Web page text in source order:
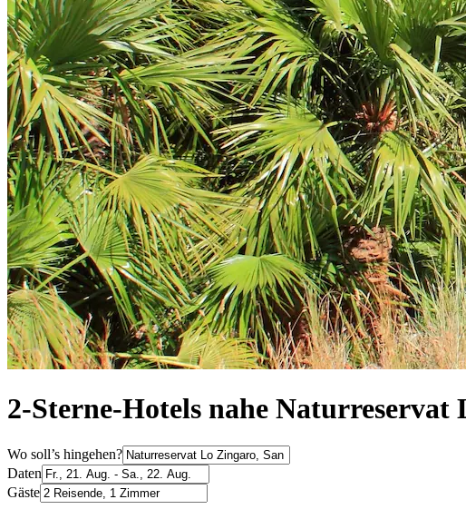
2-Sterne-Hotels nahe Naturreservat
Wo soll’s hingehen?
Daten
Gäste